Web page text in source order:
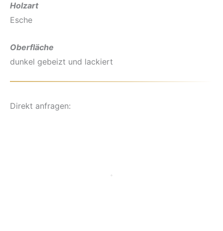
Holzart
Esche
Oberfläche
dunkel gebeizt und lackiert
Direkt anfragen: